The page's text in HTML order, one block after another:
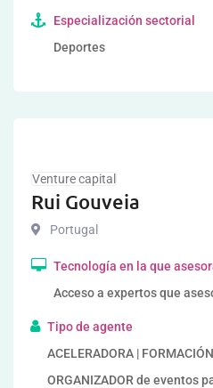
Especialización sectorial
Deportes
Venture capital
Rui Gouveia
Portugal
Tecnología en la que
Acceso a expertos que
Tipo de agente
ACELERADORA |
ORGANIZADOR de eventos